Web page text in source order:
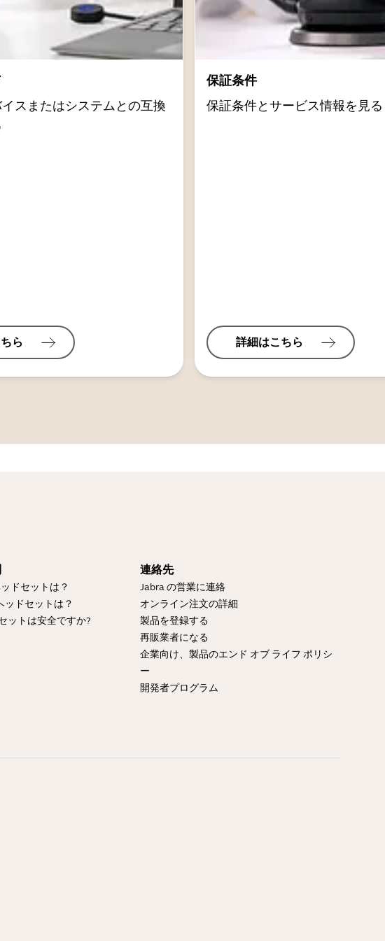
スまたはシステムとの互換
ら
保証条件
保証条件とサービス情報を見る
詳細はこちら
ドセットは？
ッドセットは？
ットは安全ですか?
連絡先
Jabra の営業に連絡
オンライン注文の詳細
製品を登録する
再販業者になる
企業向け、製品のエンド オブ ライフ ポリシ
ー
開発者プログラム